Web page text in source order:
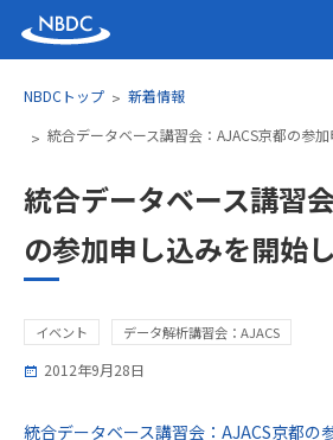
NBDCトップ
新着情報
統合データベース講習会：AJACS京都の参加
統合データベース講習
の参加申し込みを開始
イベント データ解析講習会：AJACS
2012年9月28日
統合データベース講習会：AJACS京都の